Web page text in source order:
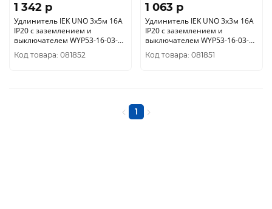
1 342 p
Удлинитель IEK UNO 3х5м 16А
IP20 с заземлением и
выключателем WYP53-16-03-
05-ZK
Код товара: 081852
1 063 p
Удлинитель IEK UNO 3х3м 16А
IP20 с заземлением и
выключателем WYP53-16-03-
03-ZK
Код товара: 081851
1